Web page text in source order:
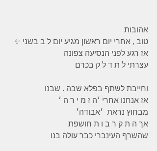
אהובות
טוב , אחרי יום ראשון מגיע יום ל ב בשני ✨
אז רגע לפני הנסיעה צפונה
עצרתי ל ת ד ל ק בכרם
וחייבת לשתף בפלא שבה . שבנו
אז אנחנו אחרי ׳ה ז מ י ר ה ׳
מבחוץ נראת  ׳אבודה׳
אך ה ת ק ר ב ו ת חושפת
שהשרף העינברי כבר עולה בנו